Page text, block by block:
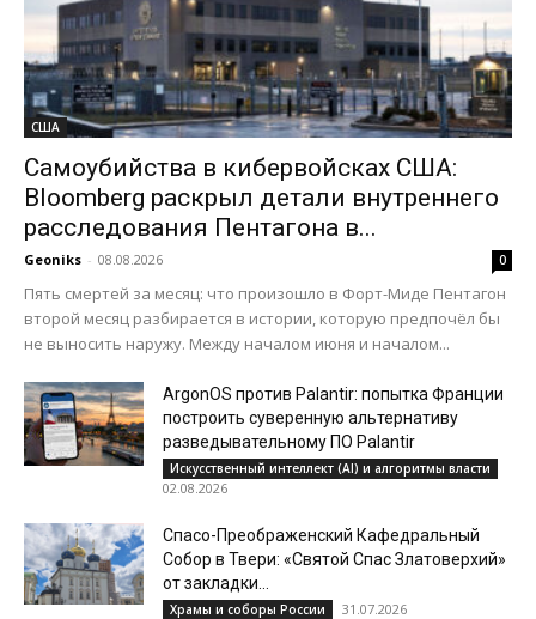
США
Самоубийства в кибервойсках США:
Bloomberg раскрыл детали внутреннего
расследования Пентагона в...
Geoniks - 08.08.2026 0
Пять смертей за месяц: что произошло в Форт-Миде Пентагон
второй месяц разбирается в истории, которую предпочёл бы
не выносить наружу. Между началом июня и началом...
ArgonOS против Palantir: попытка Франции
построить суверенную альтернативу
разведывательному ПО Palantir
Искусственный интеллект (AI) и алгоритмы власти
02.08.2026
Спасо-Преображенский Кафедральный
Собор в Твери: «Святой Спас Златоверхий»
от закладки...
Храмы и соборы России 31.07.2026